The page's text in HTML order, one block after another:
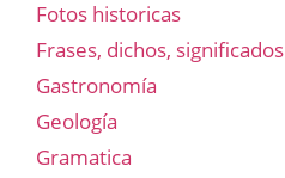
Fotos historicas
Frases, dichos, significados
Gastronomía
Geología
Gramatica